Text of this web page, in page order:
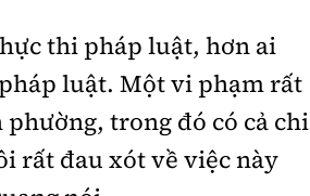
thi pháp luật, hơn ai
luật. Một vi phạm rất
trong đó có cả chi
rất đau xót về việc này